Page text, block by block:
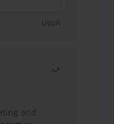
Usuń
and